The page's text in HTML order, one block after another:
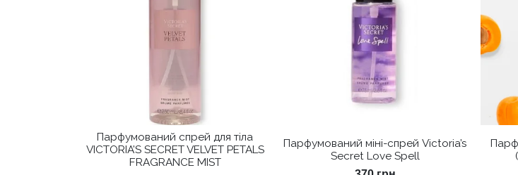
Парфумований спрей для тіла
VICTORIA’S SECRET VELVET PETALS
FRAGRANCE MIST
Парфумований міні-спрей Victoria’s
Secret Love Spell